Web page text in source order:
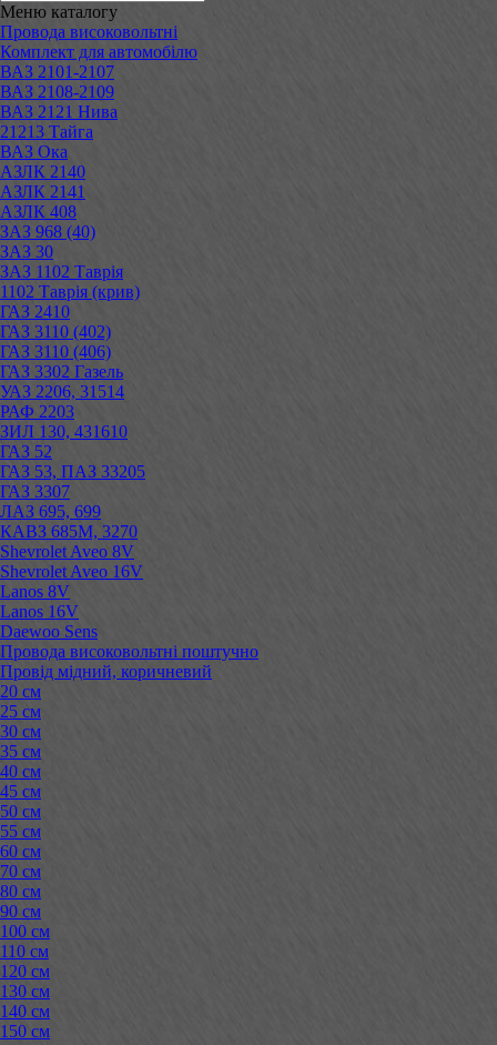
Меню каталогу
Провода високовольтні
Комплект для автомобілю
ВАЗ 2101-2107
ВАЗ 2108-2109
ВАЗ 2121 Нива
21213 Тайга
ВАЗ Ока
АЗЛК 2140
АЗЛК 2141
АЗЛК 408
ЗАЗ 968 (40)
ЗАЗ 30
ЗАЗ 1102 Таврія
1102 Таврія (крив)
ГАЗ 2410
ГАЗ 3110 (402)
ГАЗ 3110 (406)
ГАЗ 3302 Газель
УАЗ 2206, 31514
РАФ 2203
ЗИЛ 130, 431610
ГАЗ 52
ГАЗ 53, ПАЗ 33205
ГАЗ 3307
ЛАЗ 695, 699
КАВЗ 685М, 3270
Shevrolet Aveo 8V
Shevrolet Aveo 16V
Lanos 8V
Lanos 16V
Daewoo Sens
Провода високовольтні поштучно
Провід мідний, коричневий
20 см
25 см
30 см
35 см
40 см
45 см
50 см
55 см
60 см
70 см
80 см
90 см
100 см
110 см
120 см
130 см
140 см
150 см